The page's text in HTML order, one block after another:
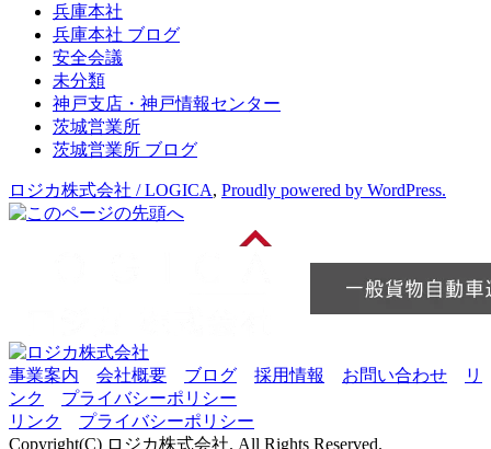
兵庫本社
兵庫本社 ブログ
安全会議
未分類
神戸支店・神戸情報センター
茨城営業所
茨城営業所 ブログ
ロジカ株式会社 / LOGICA, Proudly powered by WordPress.
事業案内 会社概要 ブログ 採用情報 お問い合わせ
リ
ンク
プライバシーポリシー
リンク
プライバシーポリシー
Copyright(C) ロジカ株式会社. All Rights Reserved.